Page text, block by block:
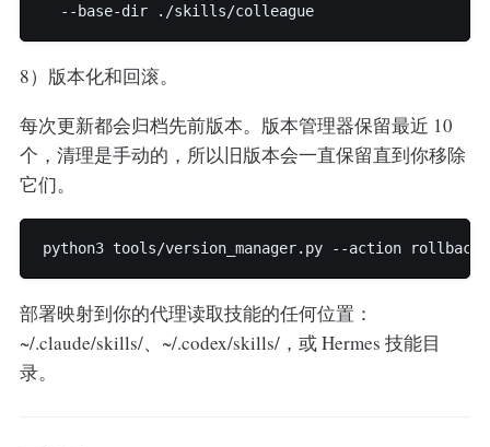
  --base-dir ./skills/colleague
8）版本化和回滚。
每次更新都会归档先前版本。版本管理器保留最近 10
个，清理是手动的，所以旧版本会一直保留直到你移除
它们。
python3 tools/version_manager.py --action
部署映射到你的代理读取技能的任何位置：
~/.claude/skills/、~/.codex/skills/，或 Hermes 技能目
录。